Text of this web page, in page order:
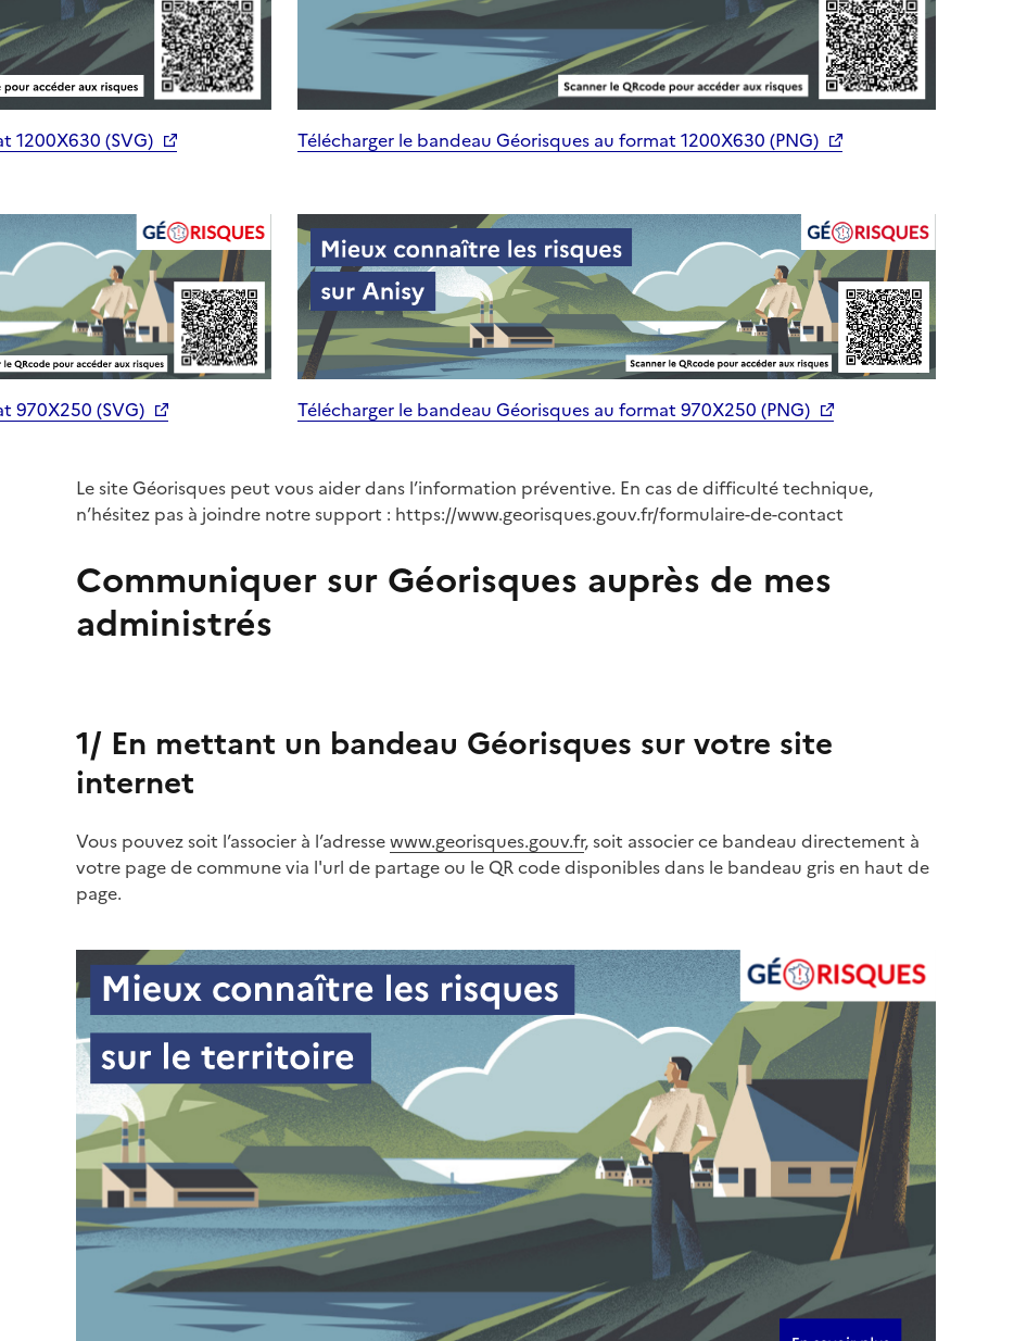
1200X630 (SVG) Télécharger le bandeau Géorisques au format 1200X630 (PNG)
970X250 (SVG) Télécharger le bandeau Géorisques au format 970X250 (PNG)
Le site Géorisques peut vous aider dans l’information préventive. En cas de difficulté technique,
n’hésitez pas à joindre notre support : https://www.georisques.gouv.fr/formulaire-de-contact
Communiquer sur Géorisques auprès de mes
administrés
1/ En mettant un bandeau Géorisques sur votre site
internet
Vous pouvez soit l’associer à l’adressewww.georisques.gouv.fr, soit associer ce bandeau directement à
votre page de commune via l'url de partage ou le QR code disponibles dans le bandeau gris en haut de
page.